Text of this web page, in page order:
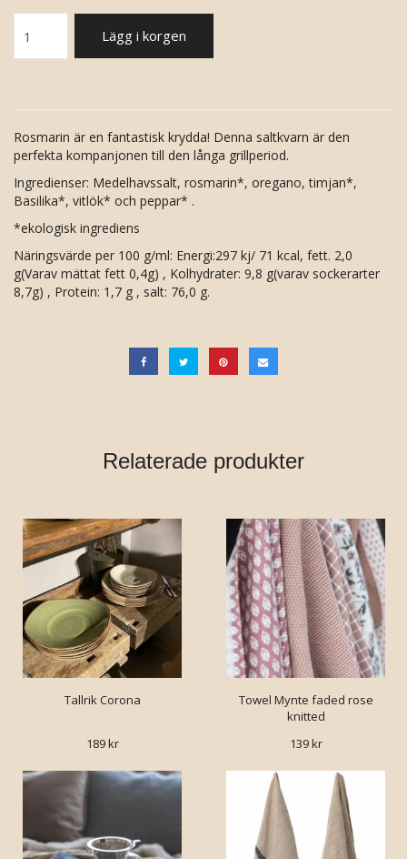
Lägg i korgen
Rosmarin är en fantastisk krydda! Denna saltkvarn är den
perfekta kompanjonen till den långa grillperiod.
Ingredienser: Medelhavssalt, rosmarin*, oregano, timjan*,
Basilika*, vitlök* och peppar* .
*ekologisk ingrediens
Näringsvärde per 100 g/ml: Energi:297 kj/ 71 kcal, fett. 2,0
g(Varav mättat fett 0,4g) , Kolhydrater: 9,8 g(varav sockerarter
8,7g) , Protein: 1,7 g , salt: 76,0 g.
Relaterade produkter
Tallrik Corona
189 kr
Towel Mynte faded rose
knitted
139 kr